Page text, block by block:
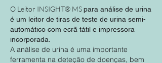
O Leitor INSIGHT® MSpara análise de urina
é um leitor de tiras de teste de urina semi-
automático com ecrã tátil e impressora
incorporada.
A análise de urina é uma importante
ferramenta na deteção de doenças, bem